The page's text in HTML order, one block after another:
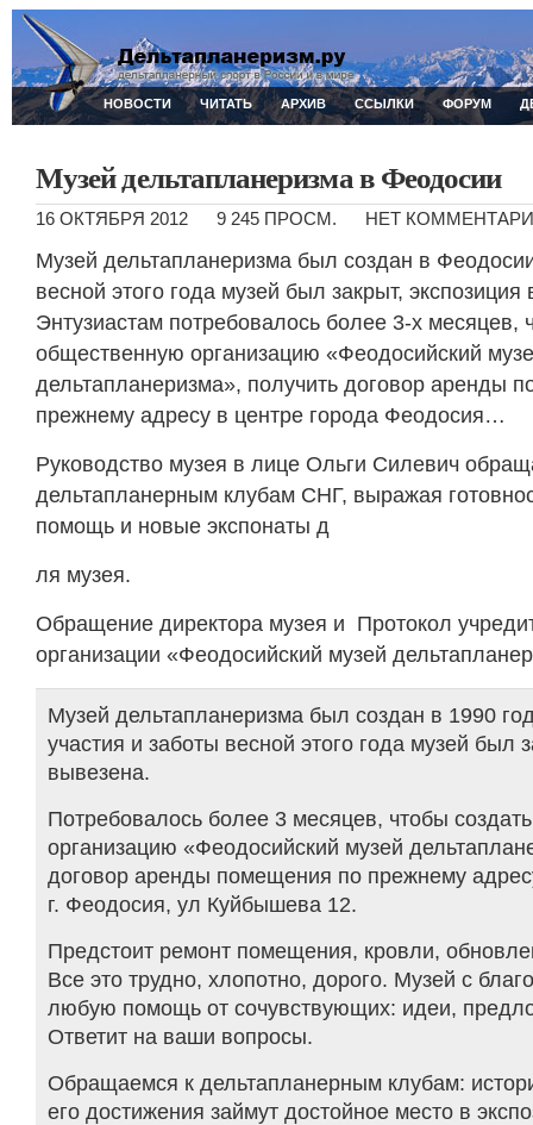
НОВОСТИ ЧИТАТЬ АРХИВ ССЫЛКИ ФОРУМ
Музей дельтапланеризма в Феодосии
16 ОКТЯБРЯ 2012 9 245 ПРОСМ. НЕТ
Музей дельтапланеризма был создан в
весной этого года музей был закрыт, экспозиция
Энтузиастам потребовалось более 3-х месяцев,
общественную организацию «Феодосийский
дельтапланеризма», получить договор аренды
прежнему адресу в центре города Феодосия…
Руководство музея в лице Ольги Силевич
дельтапланерным клубам СНГ, выражая
помощь и новые экспонаты д
ля музея.
Обращение директора музея и Протокол
организации «Феодосийский музей
Музей дельтапланеризма был создан в 1990
участия и заботы весной этого года музей был
вывезена.
Потребовалось более 3 месяцев, чтобы
организацию «Феодосийский музей
договор аренды помещения по прежнему
г. Феодосия, ул Куйбышева 12.
Предстоит ремонт помещения, кровли,
Все это трудно, хлопотно, дорого. Музей с
любую помощь от сочувствующих: идеи,
Ответит на ваши вопросы.
Обращаемся к дельтапланерным клубам:
его достижения займут достойное место в